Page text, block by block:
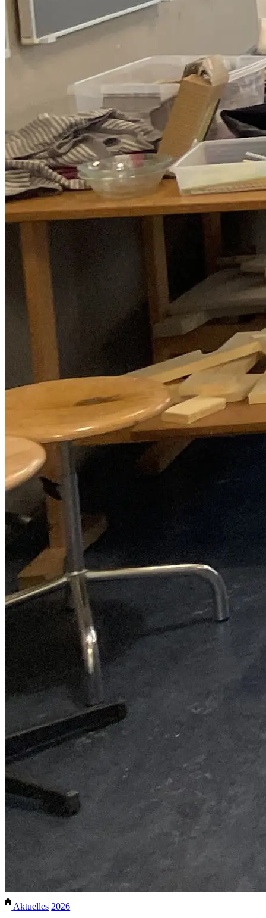
Aktuelles 2026